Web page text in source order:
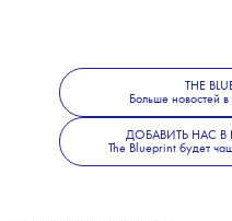
THE
Больше новостей
ДОБАВИТЬ НАС В
The Blueprint будет